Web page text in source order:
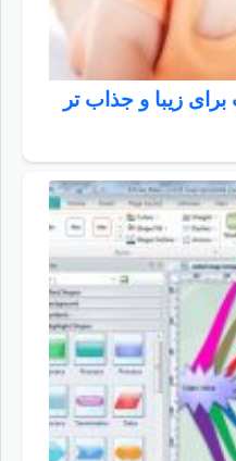
زیبا و جذاب تر